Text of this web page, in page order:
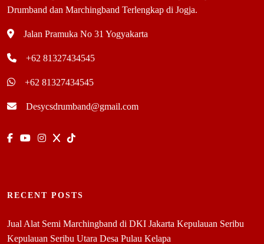
Drumband dan Marchingband Terlengkap di Jogja.
Jalan Pramuka No 31 Yogyakarta
+62 81327434545
+62 81327434545
Desycsdrumband@gmail.com
RECENT POSTS
Jual Alat Semi Marchingband di DKI Jakarta Kepulauan Seribu
Kepulauan Seribu Utara Desa Pulau Kelapa